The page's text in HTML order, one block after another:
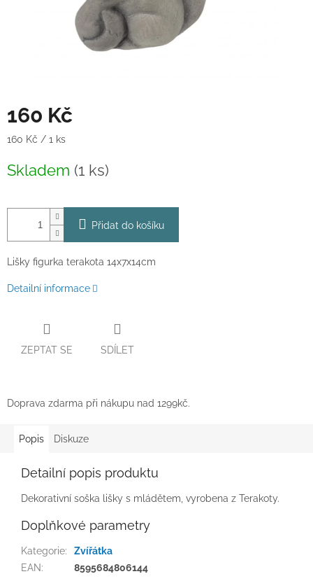
160 Kč
Měrná
160 Kč / 1 ks
Skladem (1 ks)
Přidat do košíku
Lišky figurka terakota 14x7x14cm
Detailní informace
ZEPTAT SE SDÍLET
Doprava zdarma při nákupu nad 1299kč.
Popis Diskuze
Detailní popis produktu
Dekorativní soška lišky s mládětem, vyrobena z Terakoty.
Doplňkové parametry
Kategorie:
Zvířátka
EAN: 8595684806144